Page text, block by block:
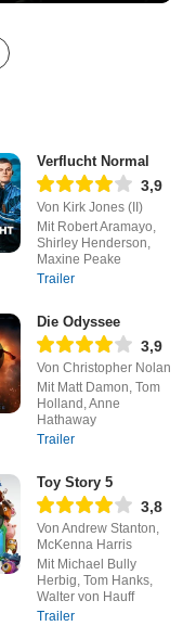
Verflucht Normal
3,9
Von Kirk Jones (II)
Mit Robert Aramayo,
Shirley Henderson,
Maxine Peake
Trailer
Die Odyssee
3,9
Von Christopher Nolan
Mit Matt Damon, Tom
Holland, Anne
Hathaway
Trailer
Toy Story 5
3,8
Von Andrew Stanton,
McKenna Harris
Mit Michael Bully
Herbig, Tom Hanks,
Walter von Hauff
Trailer